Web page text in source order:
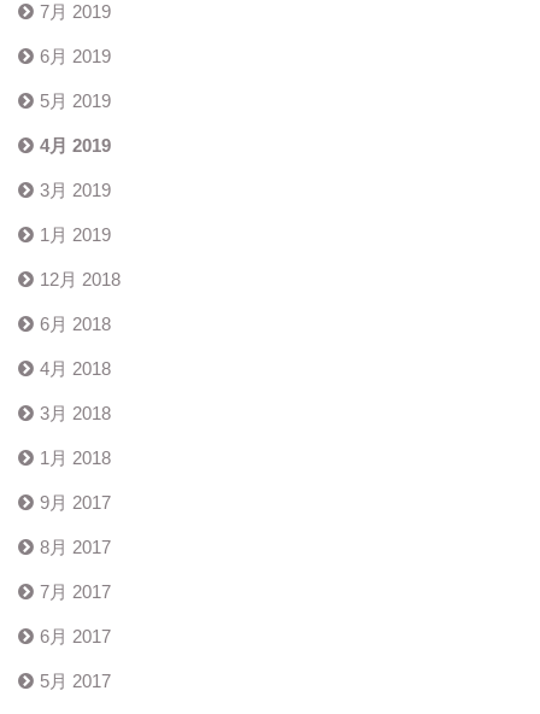
7月 2019
6月 2019
5月 2019
4月 2019
3月 2019
1月 2019
12月 2018
6月 2018
4月 2018
3月 2018
1月 2018
9月 2017
8月 2017
7月 2017
6月 2017
5月 2017